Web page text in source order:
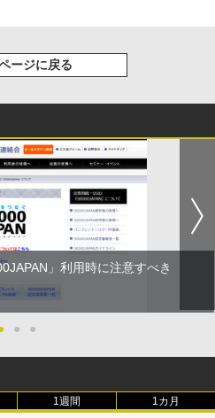
ージに戻る
」利用時に注意すべき
● ●
1週間 1カ月